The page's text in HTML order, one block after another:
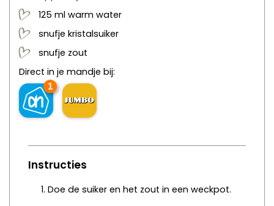
125 ml warm water
snufje kristalsuiker
snufje zout
Direct in je mandje bij:
1
Instructies
Doe de suiker en het zout in een weckpot.